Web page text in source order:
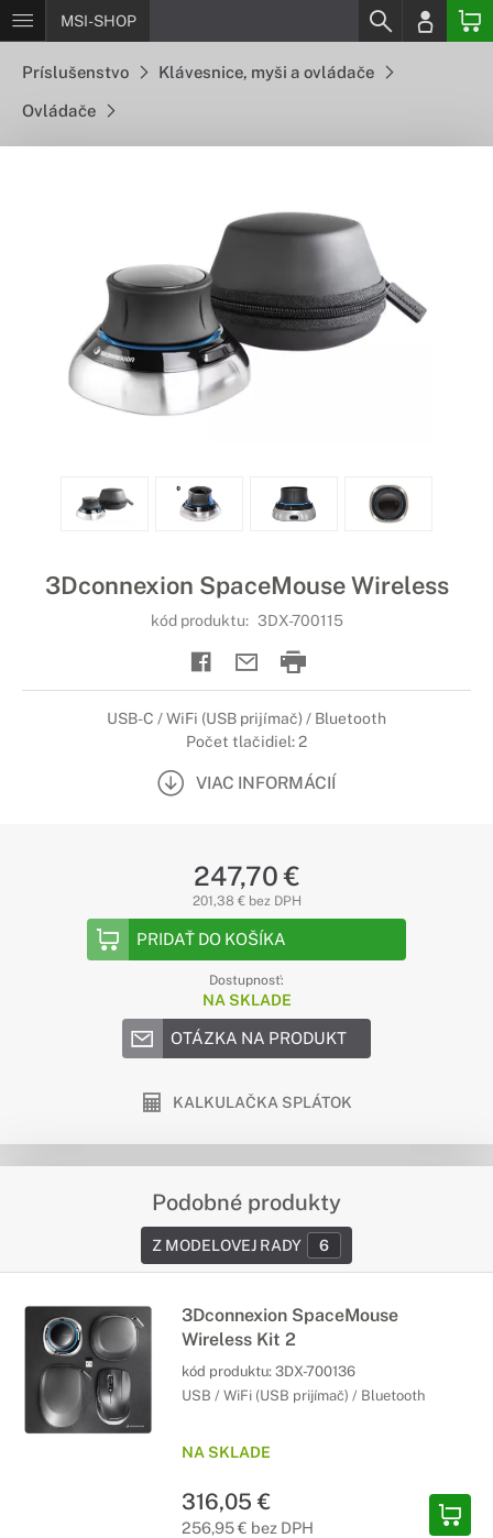
MSI-SHOP
Príslušenstvo Klávesnice, myši a ovládače
Ovládače
3Dconnexion SpaceMouse Wireless
kód produktu: 3DX-700115
USB-C / WiFi (USB prijímač) / Bluetooth
Počet tlačidiel: 2
VIAC INFORMÁCIÍ
247,70 €
201,38 € bez DPH
PRIDAŤ DO KOŠÍKA
Dostupnosť:
NA SKLADE
OTÁZKA NA PRODUKT
KALKULAČKA SPLÁTOK
Podobné produkty
Z MODELOVEJ RADY 6
3Dconnexion SpaceMouse
Wireless Kit 2
kód produktu: 3DX-700136
USB / WiFi (USB prijímač) / Bluetooth
NA SKLADE
316,05 €
256,95 € bez DPH